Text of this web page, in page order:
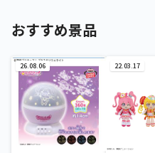
おすすめ景品
26.08.06 22.03.17